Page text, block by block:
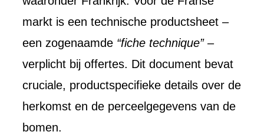
BLOG
markt is een technische productsheet –
een zogenaamde “fiche technique”–
verplicht bij offertes. Dit document bevat
cruciale, productspecifieke details over de
herkomst en de perceelgegevens van de
bomen.